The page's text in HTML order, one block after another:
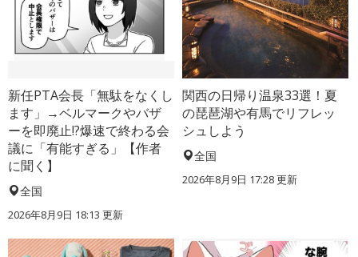
新任PTA会長「無駄をなくし
ます」→ベルマークやバザ
ーを即廃止!?爆速で終わる会
議に「有能すぎる」【作者
に聞く】
全国
2026年8月9日 18:13 更新
関西の日帰り温泉33選！夏
の琵琶湖や有馬でリフレッ
シュしよう
全国
2026年8月9日 17:28更新